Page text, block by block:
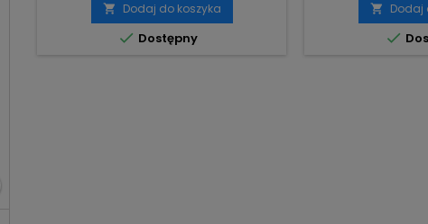
 Dodaj do koszyka
 Dostępny
 Dodaj
